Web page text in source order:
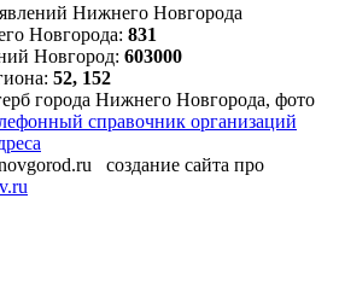
Нижнего Новгорода
Новгорода: 831
Новгород: 603000
52, 152
справочник организаций
создание сайта про